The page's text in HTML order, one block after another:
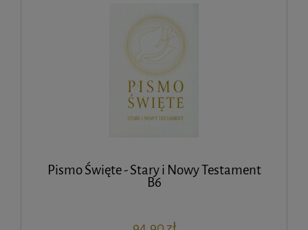
Pismo Święte - Stary i Nowy Testament
B6